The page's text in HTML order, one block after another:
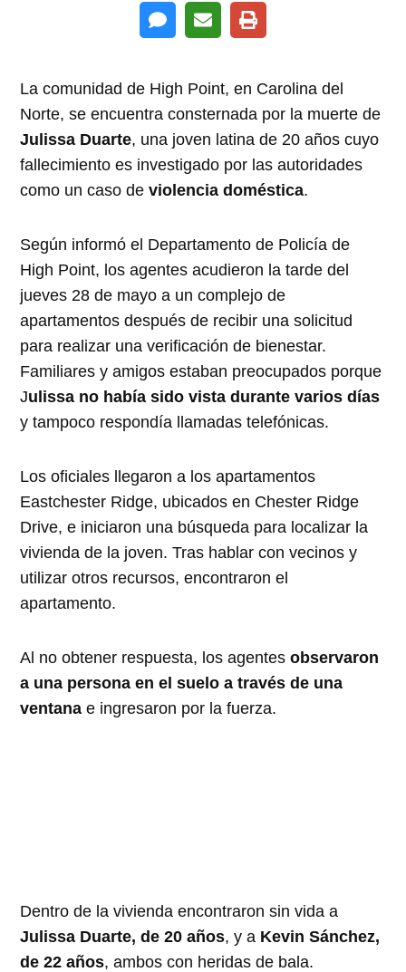
La comunidad de High Point, en Carolina del
Norte, se encuentra consternada por la muerte de
Julissa Duarte, una joven latina de 20 años cuyo
fallecimiento es investigado por las autoridades
como un caso deviolencia doméstica.
Según informó el Departamento de Policía de
High Point, los agentes acudieron la tarde del
jueves 28 de mayo a un complejo de
apartamentos después de recibir una solicitud
para realizar una verificación de bienestar.
Familiares y amigos estaban preocupados porque
Julissa no había sido vista durante varios días
y tampoco respondía llamadas telefónicas.
Los oficiales llegaron a los apartamentos
Eastchester Ridge, ubicados en Chester Ridge
Drive, e iniciaron una búsqueda para localizar la
vivienda de la joven. Tras hablar con vecinos y
utilizar otros recursos, encontraron el
apartamento.
Al no obtener respuesta, los agentesobservaron
a una persona en el suelo a través de una
ventana e ingresaron por la fuerza.
Dentro de la vivienda encontraron sin vida a
Julissa Duarte, de 20 años, y a Kevin Sánchez,
de 22 años, ambos con heridas de bala.